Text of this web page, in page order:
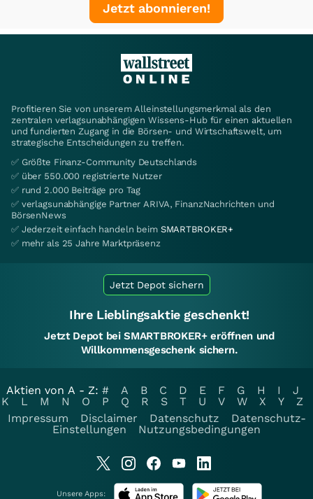
Jetzt abonnieren!
Profitieren Sie von unserem Alleinstellungsmerkmal als den
zentralen verlagsunabhängigen Wissens-Hub für einen aktuellen
und fundierten Zugang in die Börsen- und Wirtschaftswelt, um
strategische Entscheidungen zu treffen.
✅ Größte Finanz-Community Deutschlands
✅ über 550.000 registrierte Nutzer
✅ rund 2.000 Beiträge pro Tag
✅ verlagsunabhängige Partner ARIVA, FinanzNachrichten und
BörsenNews
✅ Jederzeit einfach handeln beim SMARTBROKER+
✅ mehr als 25 Jahre Marktpräsenz
Jetzt Depot sichern
Ihre Lieblingsaktie geschenkt!
Jetzt Depot bei SMARTBROKER+ eröffnen und
Willkommensgeschenk sichern.
Aktien von A - Z: # A B C D E F G H I
J
K
L M N O P Q R S T U V W X Y
Z
Impressum
Disclaimer Datenschutz
Datenschutz-
Einstellungen
Nutzungsbedingungen
Unsere Apps: